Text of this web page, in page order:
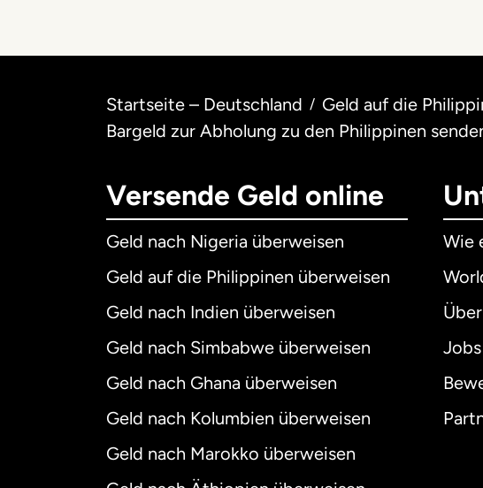
Startseite – Deutschland / Geld auf die
Bargeld zur Abholung zu den Philippinen
Versende Geld online
Geld nach Nigeria überweisen
Geld auf die Philippinen überweisen
Geld nach Indien überweisen
Geld nach Simbabwe überweisen
Geld nach Ghana überweisen
Geld nach Kolumbien überweisen
Geld nach Marokko überweisen
Wie